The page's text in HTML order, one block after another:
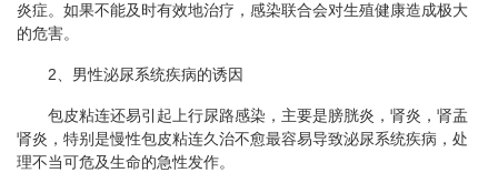
炎症。如果不能及时有效地治疗，感染联合会对生殖健康造成极大
的危害。
2、男性泌尿系统疾病的诱因
包皮粘连还易引起上行尿路感染，主要是膀胱炎，肾炎，肾盂
肾炎，特别是慢性包皮粘连久治不愈最容易导致泌尿系统疾病，处
理不当可危及生命的急性发作。